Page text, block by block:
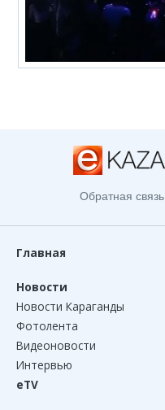
Обратная связь
Главная
Новости
Новости Караганды
Фотолента
Видеоновости
Интервью
eTV